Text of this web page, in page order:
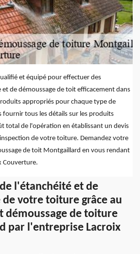
et équipé pour effectuer des
de démoussage de toit efficacement dans
appropriés pour chaque type de
tous les détails sur les produits
total de l'opération en établissant un devis
de votre toiture. Demandez votre
de toit Montgaillard en vous rendant
Couverture.
l'étanchéité et de
votre toiture grâce au
démoussage de toiture
par l'entreprise Lacroix